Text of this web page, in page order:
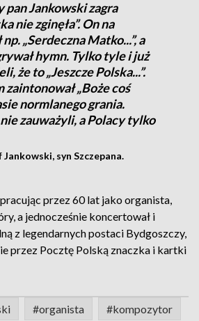
pan Jankowski zagra
nie zginęła”. On na
„Serdeczna Matko...”, a
hymn. Tylko tyle i już
że to „Jeszcze Polska...”.
zaintonował „Boże coś
normlanego grania.
zauważyli, a Polacy tylko
syn Szczepana.
przez 60 lat jako organista,
a jednocześnie koncertował i
z legendarnych postaci Bydgoszczy,
przez Pocztę Polską znaczka i kartki
#organista #kompozytor